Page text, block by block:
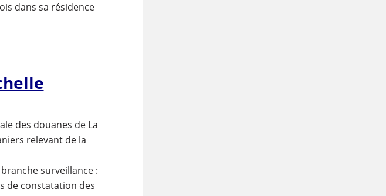
dans sa résidence
des douanes de La
relevant de la
surveillance :
de constatation des